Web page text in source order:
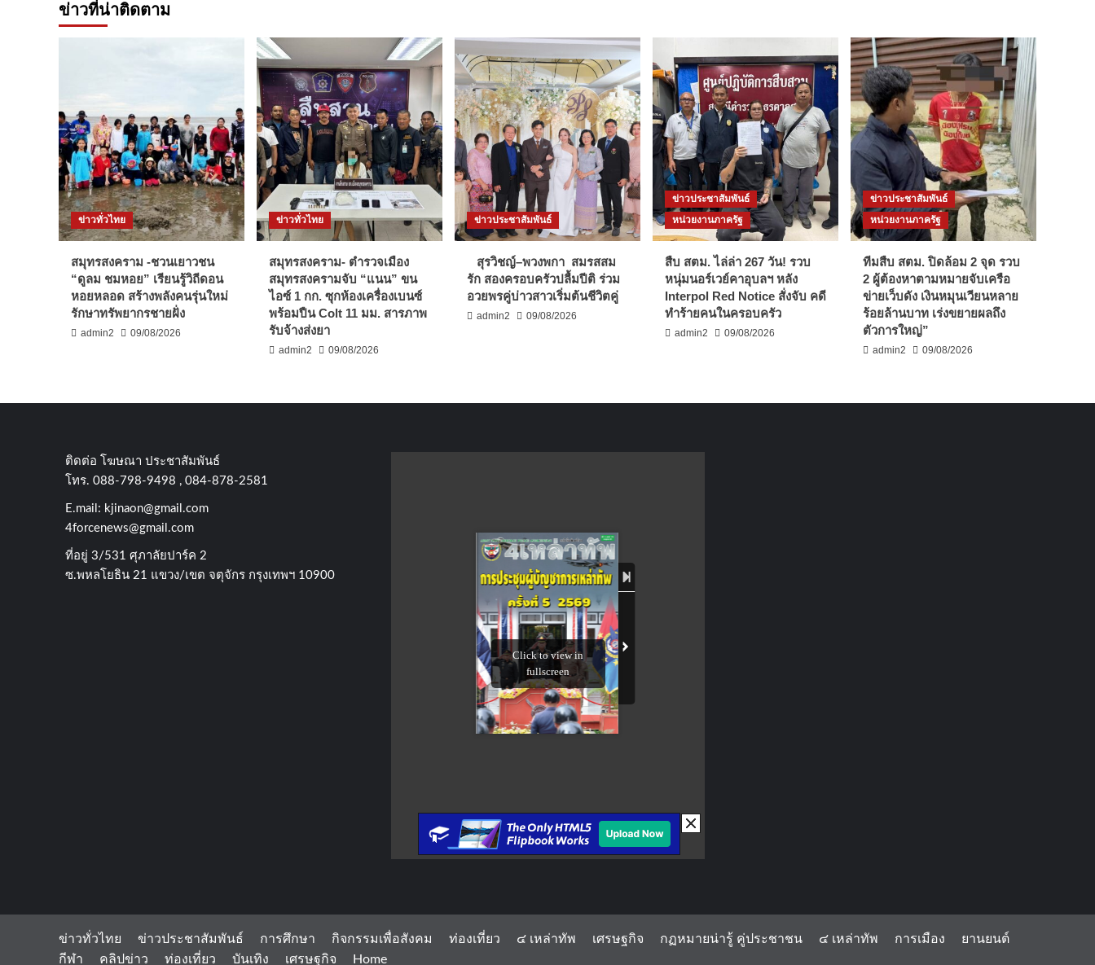
ข่าวที่น่าติดตาม
ข่าวทั่วไทย
สมุทรสงคราม -ชวนเยาวชน
“ดูลม ชมหอย” เรียนรู้วิถีดอน
หอยหลอด สร้างพลังคนรุ่นใหม่
รักษาทรัพยากรชายฝั่ง
admin2 09/08/2026
ข่าวทั่วไทย
สมุทรสงคราม- ตำรวจเมือง
สมุทรสงครามจับ “แนน” ขน
ไอซ์ 1 กก. ซุกห้องเครื่องเบนซ์
พร้อมปืน Colt 11 มม. สารภาพ
รับจ้างส่งยา
admin2 09/08/2026
ข่าวประชาสัมพันธ์
สุรวิชญ์–พวงพกา สมรสสม
รัก สองครอบครัวปลื้มปีติ ร่วม
อวยพรคู่บ่าวสาวเริ่มต้นชีวิตคู่
admin2 09/08/2026
ข่าวประชาสัมพันธ์
หน่วยงานภาครัฐ
สืบ สตม. ไล่ล่า 267 วัน! รวบ
หนุ่มนอร์เวย์คาอุบลฯ หลัง
Interpol Red Notice สั่งจับ คดี
ทำร้ายคนในครอบครัว
admin2 09/08/2026
ข่าวประชาสัมพันธ์
หน่วยงานภาครัฐ
ทีมสืบ สตม. ปิดล้อม 2 จุด รวบ
2 ผู้ต้องหาตามหมายจับเครือ
ข่ายเว็บดัง เงินหมุนเวียนหลาย
ร้อยล้านบาท เร่งขยายผลถึง
ตัวการใหญ่”
admin2 09/08/2026
ติดต่อ​ โฆษณา​ ประชาสัมพันธ์
โทร​. 088-798-9498 , 084-878-2581
E.mail: kjinaon@gmail.com
4forcenews@gmail.com
ที่อยู่​ 3/531​ ศุภาลัยปาร์ค​ 2
ซ.พหลโยธิน​ 21​ แขวง/เขต​ จตุจักร​ กรุงเทพฯ 10900
ข่าวทั่วไทย ข่าวประชาสัมพันธ์ การศึกษา กิจกรรมเพื่อสังคม ท่องเที่ยว ๔ เหล่าทัพ เศรษฐกิจ กฏหมายน่ารู้ คู่ประชาชน ๔ เหล่าทัพ การเมือง
ยานยนต์
กีฬา
คลิปข่าว ท่องเที่ยว บันเทิง เศรษฐกิจ Home